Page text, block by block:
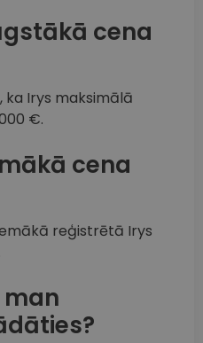
cena
ka Irys maksimālā
€.
cena
reģistrētā Irys
man